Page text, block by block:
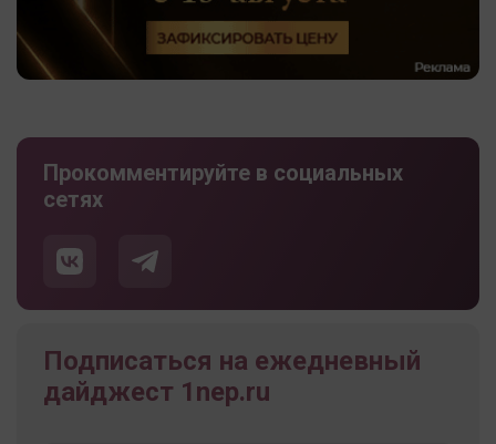
Прокомментируйте в социальных
сетях
Подписаться на ежедневный
дайджест 1nep.ru